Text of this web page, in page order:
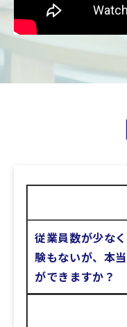
従業員数が少な
験もないが、本
ができますか？